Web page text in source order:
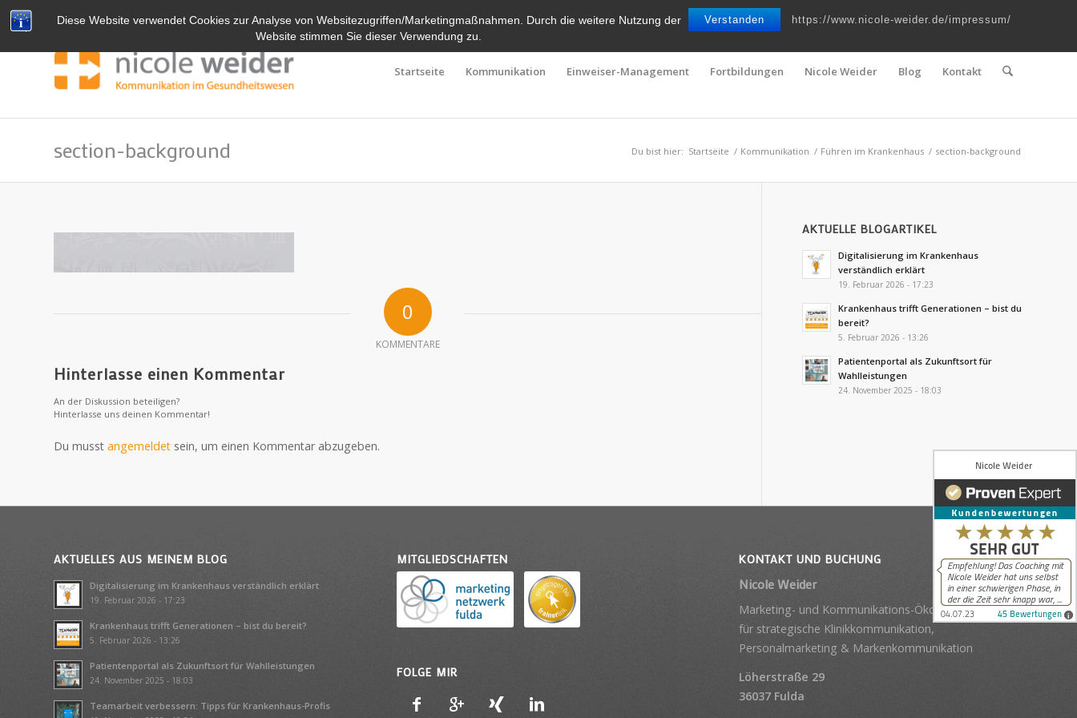
Diese Website verwendet Cookies zur Analyse von Websitezugriffen/Marketingmaßnahmen. Durch die weitere Nutzung der
Website stimmen Sie dieser Verwendung zu.
Verstanden https://www.nicole-weider.de/impressum/
Telefon : 0661 – 2 06 60 36 | E-Mail :
Startseite Kommunikation Einweiser-Management Fortbildungen Nicole Weider Blog Kontakt
section-background Du bist hier: Startseite / Kommunikation / Führen im Krankenhaus / section-background
0
KOMMENTARE
Hinterlasse einen Kommentar
An der Diskussion beteiligen?
Hinterlasse uns deinen Kommentar!
Du musst angemeldet sein, um einen Kommentar abzugeben.
AKTUELLE BLOGARTIKEL
Digitalisierung im Krankenhaus
verständlich erklärt
19. Februar 2026 - 17:23
Krankenhaus trifft Generationen – bist du
bereit?
5. Februar 2026 - 13:26
Patientenportal als Zukunftsort für
Wahlleistungen
24. November 2025 - 18:03
AKTUELLES AUS MEINEM BLOG
Digitalisierung im Krankenhaus verständlich erklärt
19. Februar 2026 - 17:23
Krankenhaus trifft Generationen – bist du bereit?
5. Februar 2026 - 13:26
Patientenportal als Zukunftsort für Wahlleistungen
24. November 2025 - 18:03
Teamarbeit verbessern: Tipps für Krankenhaus-Profis
MITGLIEDSCHAFTEN
FOLGE MIR
KONTAKT UND BUCHUNG
Nicole Weider
Marketing- und Kommunikations-Ökonomin, Expertin
für strategische Klinikkommunikation,
Personalmarketing & Markenkommunikation
Löherstraße 29
36037 Fulda